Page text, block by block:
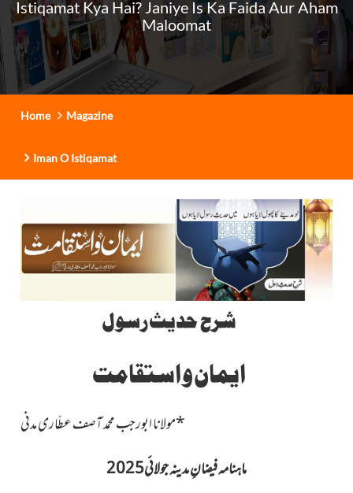
Istiqamat Kya Hai? Janiye Is Ka Faida Aur Aham
Maloomat
Home Magazine
Iman O Istiqamat
شرح حدیث رسول
ایمان و استقامت
*مولانا ابورجب محمد آصف عطّاری مدنی
ماہنامہ فیضانِ مدینہ جولائی2025